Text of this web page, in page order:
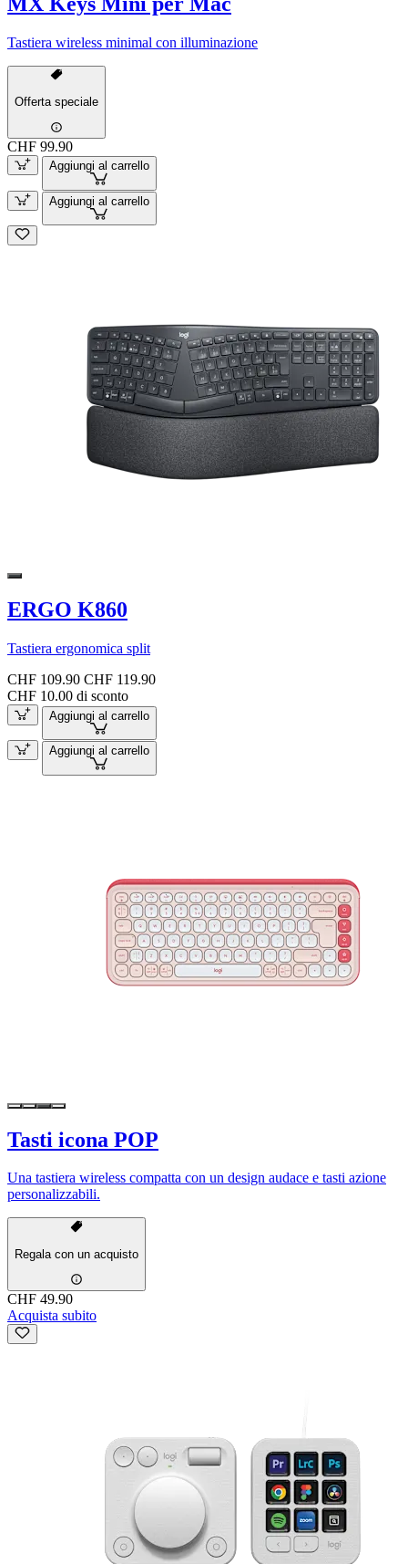
Tastiera wireless minimal con illuminazione
Offerta speciale
CHF 99.90
Aggiungi al carrello
Aggiungi al carrello
ERGO K860
Tastiera ergonomica split
CHF 109.90 CHF 119.90
CHF 10.00 di sconto
Aggiungi al carrello
Aggiungi al carrello
Tasti icona POP
Una tastiera wireless compatta con un design audace e tasti azione
personalizzabili.
Regala con un acquisto
CHF 49.90
Acquista subito